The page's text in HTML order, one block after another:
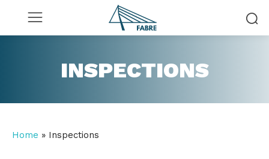
INSPECTIONS
Home » Inspections